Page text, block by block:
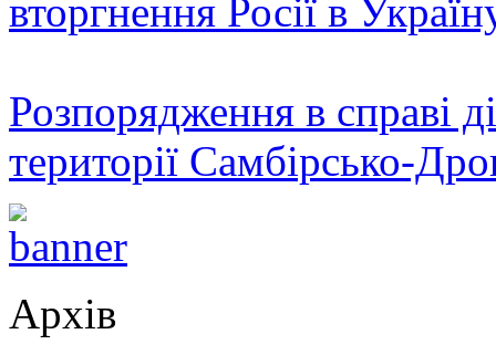
вторгнення Росії в
Розпорядження в справі
території Самбірсько-
Архів